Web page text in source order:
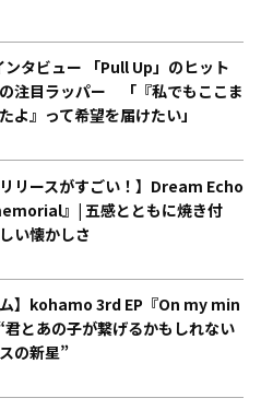
タビュー 「Pull Up」のヒット
注目ラッパー 「『私でもここま
よ』って希望を届けたい」
リリースがすごい！】Dream Echo
』| 五感とともに焼き付
い懐かしさ
ム】kohamo 3rd EP『On my min
とあの子が繋げるかもしれない
の新星”